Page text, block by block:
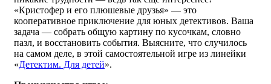
«Кристофер и его плюшевые друзья» — это
кооперативное приключение для юных детективов. Ваша
задача — собрать общую картину по кусочкам, словно
пазл, и восстановить события. Выясните, что случилось
на самом деле, в этой самостоятельной игре из линейки
«Детектим. Для детей».